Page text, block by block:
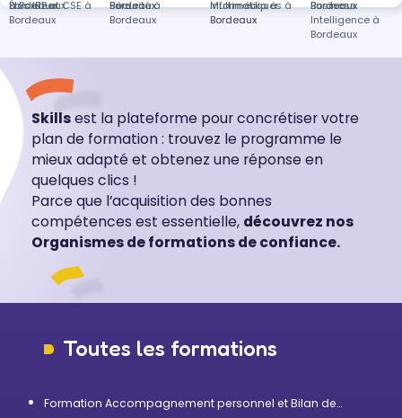
Eure
à Bordeaux
Bordeaux
Bordeaux
Bordeaux
Bordeaux
informatiques à
Bordeaux
Bordeaux
Élus IRP et CSE à
Bordeaux
Sécurité à
Bordeaux
Multimédia à
Bordeaux
Business
Intelligence à
Bordeaux
Skillsest la plateforme pour concrétiser votre
plan de formation : trouvez le programme le
mieux adapté et obtenez une réponse en
quelques clics !
Parce que l’acquisition des bonnes
compétences est essentielle, découvrez nos
Organismes de formations de confiance.
Toutes les formations
Formation Accompagnement personnel et Bilan de